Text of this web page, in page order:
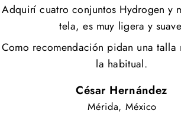
Adquirí cuatro conjuntos Hydrogen y
tela, es muy ligera y
Como recomendación pidan una talla
la habitual.
César Hernández
Mérida, México